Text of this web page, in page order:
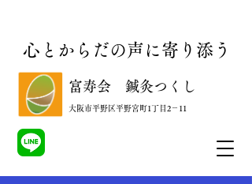
心とからだの声に寄り添う
​富寿会 鍼灸つくし
​大阪市平野区平野宮町1丁目2－11